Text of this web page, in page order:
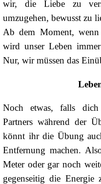
wir, die Liebe zu
umzugehen, bewusst zu
Ab dem Moment,
wird unser Leben
Nur, wir müssen das
Noch etwas, falls dich
Partners während der
könnt ihr die Übung
Entfernung machen.
Meter oder gar noch
gegenseitig die Energie